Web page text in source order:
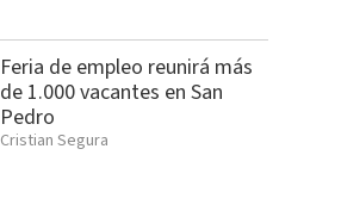
Feria de empleo reunirá más
de 1.000 vacantes en San
Pedro
Cristian Segura